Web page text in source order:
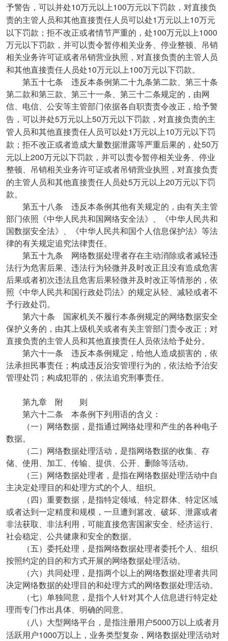
予警告，可以并处10万元以上100万元以下罚款，对直接负
责的主管人员和其他直接责任人员可以处1万元以上10万元
以下罚款；拒不改正或者情节严重的，处100万元以上1000
万元以下罚款，并可以责令暂停相关业务、停业整顿、吊销
相关业务许可证或者吊销营业执照，对直接负责的主管人员
和其他直接责任人员处10万元以上100万元以下罚款。
第五十七条 违反本条例第二十九条第二款、第三十条
第二款和第三款、第三十一条、第三十二条规定的，由网
信、电信、公安等主管部门依据各自职责责令改正，给予警
告，可以并处5万元以上50万元以下罚款，对直接负责的主
管人员和其他直接责任人员可以处1万元以上10万元以下罚
款；拒不改正或者造成大量数据泄露等严重后果的，处50万
元以上200万元以下罚款，并可以责令暂停相关业务、停业
整顿、吊销相关业务许可证或者吊销营业执照，对直接负责
的主管人员和其他直接责任人员处5万元以上20万元以下罚
款。
第五十八条 违反本条例其他有关规定的，由有关主管
部门依照《中华人民共和国网络安全法》、《中华人民共和
国数据安全法》、《中华人民共和国个人信息保护法》等法
律的有关规定追究法律责任。
第五十九条 网络数据处理者存在主动消除或者减轻违
法行为危害后果、违法行为轻微并及时改正且没有造成危害
后果或者初次违法且危害后果轻微并及时改正等情形的，依
照《中华人民共和国行政处罚法》的规定从轻、减轻或者不
予行政处罚。
第六十条 国家机关不履行本条例规定的网络数据安全
保护义务的，由其上级机关或者有关主管部门责令改正；对
直接负责的主管人员和其他直接责任人员依法给予处分。
第六十一条 违反本条例规定，给他人造成损害的，依
法承担民事责任；构成违反治安管理行为的，依法给予治安
管理处罚；构成犯罪的，依法追究刑事责任。
第九章 附 则
第六十二条 本条例下列用语的含义：
（一）网络数据，是指通过网络处理和产生的各种电子
数据。
（二）网络数据处理活动，是指网络数据的收集、存
储、使用、加工、传输、提供、公开、删除等活动。
（三）网络数据处理者，是指在网络数据处理活动中自
主决定处理目的和处理方式的个人、组织。
（四）重要数据，是指特定领域、特定群体、特定区域
或者达到一定精度和规模，一旦遭到篡改、破坏、泄露或者
非法获取、非法利用，可能直接危害国家安全、经济运行、
社会稳定、公共健康和安全的数据。
（五）委托处理，是指网络数据处理者委托个人、组织
按照约定的目的和方式开展的网络数据处理活动。
（六）共同处理，是指两个以上的网络数据处理者共同
决定网络数据的处理目的和处理方式的网络数据处理活动。
（七）单独同意，是指个人针对其个人信息进行特定处
理而专门作出具体、明确的同意。
（八）大型网络平台，是指注册用户5000万以上或者月
活跃用户1000万以上，业务类型复杂，网络数据处理活动对